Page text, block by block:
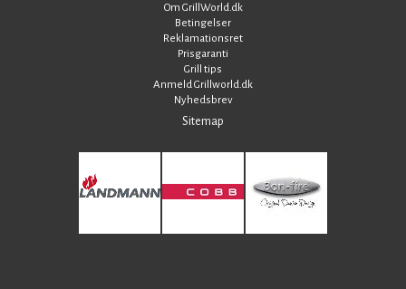
Om GrillWorld.dk
Betingelser
Reklamationsret
Prisgaranti
Grill tips
Anmeld Grillworld.dk
Nyhedsbrev
Sitemap